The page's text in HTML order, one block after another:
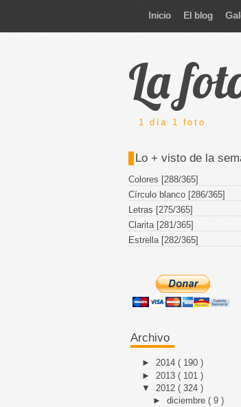
Inicio El blog
La
1 día 1 foto
Lo + visto de la
Colores [288/365]
Círculo blanco [286/365]
Letras [275/365]
Clarita [281/365]
Estrella [282/365]
Archivo
► 2014 ( 190 )
► 2013 ( 101 )
▼ 2012 ( 324 )
► diciembre ( 9 )